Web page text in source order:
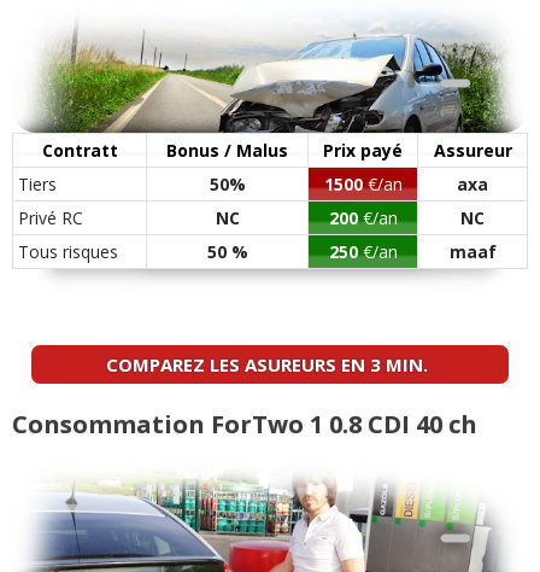
Contratt Bonus / Malus Prix payé
Assureur
Tiers
50% 1500€/an
axa
Privé RC
NC 200€/an
NC
Tous risques
50 % 250€/an maaf
COMPAREZ LES ASUREURS EN 3 MIN.
Consommation ForTwo 1 0.8 CDI 40 ch